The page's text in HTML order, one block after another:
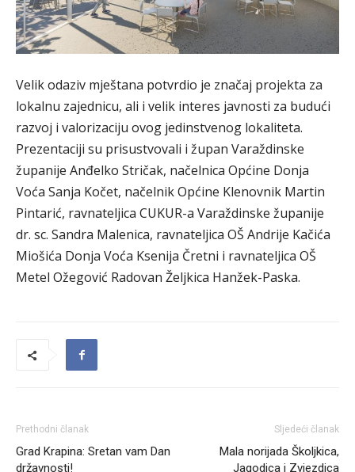
Velik odaziv mještana potvrdio je značaj projekta za
lokalnu zajednicu, ali i velik interes javnosti za budući
razvoj i valorizaciju ovog jedinstvenog lokaliteta.
Prezentaciji su prisustvovali i župan Varaždinske
županije Anđelko Stričak, načelnica Općine Donja
Voća Sanja Kočet, načelnik Općine Klenovnik Martin
Pintarić, ravnateljica CUKUR-a Varaždinske županije
dr. sc. Sandra Malenica, ravnateljica OŠ Andrije Kačića
Miošića Donja Voća Ksenija Čretni i ravnateljica OŠ
Metel Ožegović Radovan Željkica Hanžek-Paska.
Prethodni članak
Grad Krapina: Sretan vam Dan
državnosti!
Sljedeći članak
Mala norijada Školjkica,
Jagodica i Zvjezdica